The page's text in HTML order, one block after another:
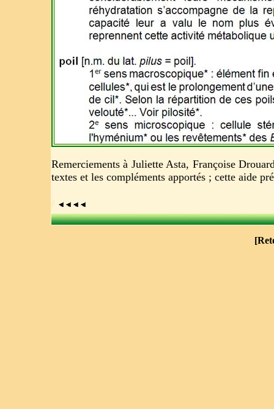
Remerciements à Juliette Asta, Françoise
textes et les compléments apportés ; cette aide
/
[